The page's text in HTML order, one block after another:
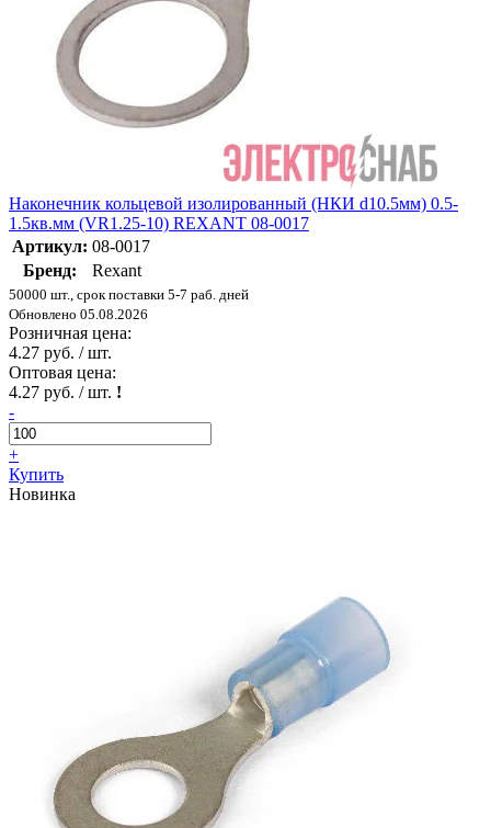
Наконечник кольцевой изолированный (НКИ d10.5мм) 0.5-
1.5кв.мм (VR1.25-10) REXANT 08-0017
Артикул: 08-0017
Бренд:
Rexant
50000 шт., срок поставки 5-7 раб. дней
Обновлено 05.08.2026
Розничная цена:
4.27 руб. / шт.
Оптовая цена:
4.27 руб. / шт. !
-
+
Купить
Новинка